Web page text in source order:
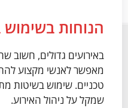
הנוחות בשימוש
באירועים גדולים, חשוב
מאפשר לאנשי מקצוע
טכניים. שימוש בשיטות
שמקל על ניהול האירוע.